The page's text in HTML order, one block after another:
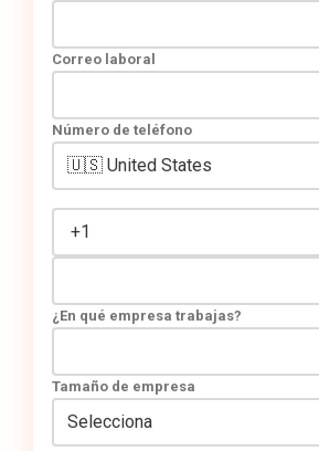
Correo laboral
Número de teléfono
¿En qué empresa trabajas?
Tamaño de empresa